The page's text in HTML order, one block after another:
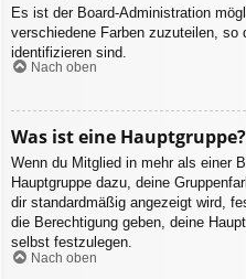
Es ist der Board-Administration
verschiedene Farben zuzuteilen,
identifizieren sind.
Nach oben
Was ist eine Hauptgruppe?
Wenn du Mitglied in mehr als einer
Hauptgruppe dazu, deine
dir standardmäßig angezeigt wird,
die Berechtigung geben, deine
selbst festzulegen.
Nach oben